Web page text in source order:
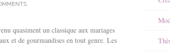
quasiment un classique aux mariages
et de gourmandises en tout genre. Les